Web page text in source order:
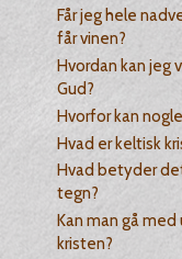
Får jeg hele
får vinen?
Hvordan kan jeg
Gud?
Hvorfor kan
Hvad er keltisk
Hvad betyder
tegn?
Kan man gå med
kristen?